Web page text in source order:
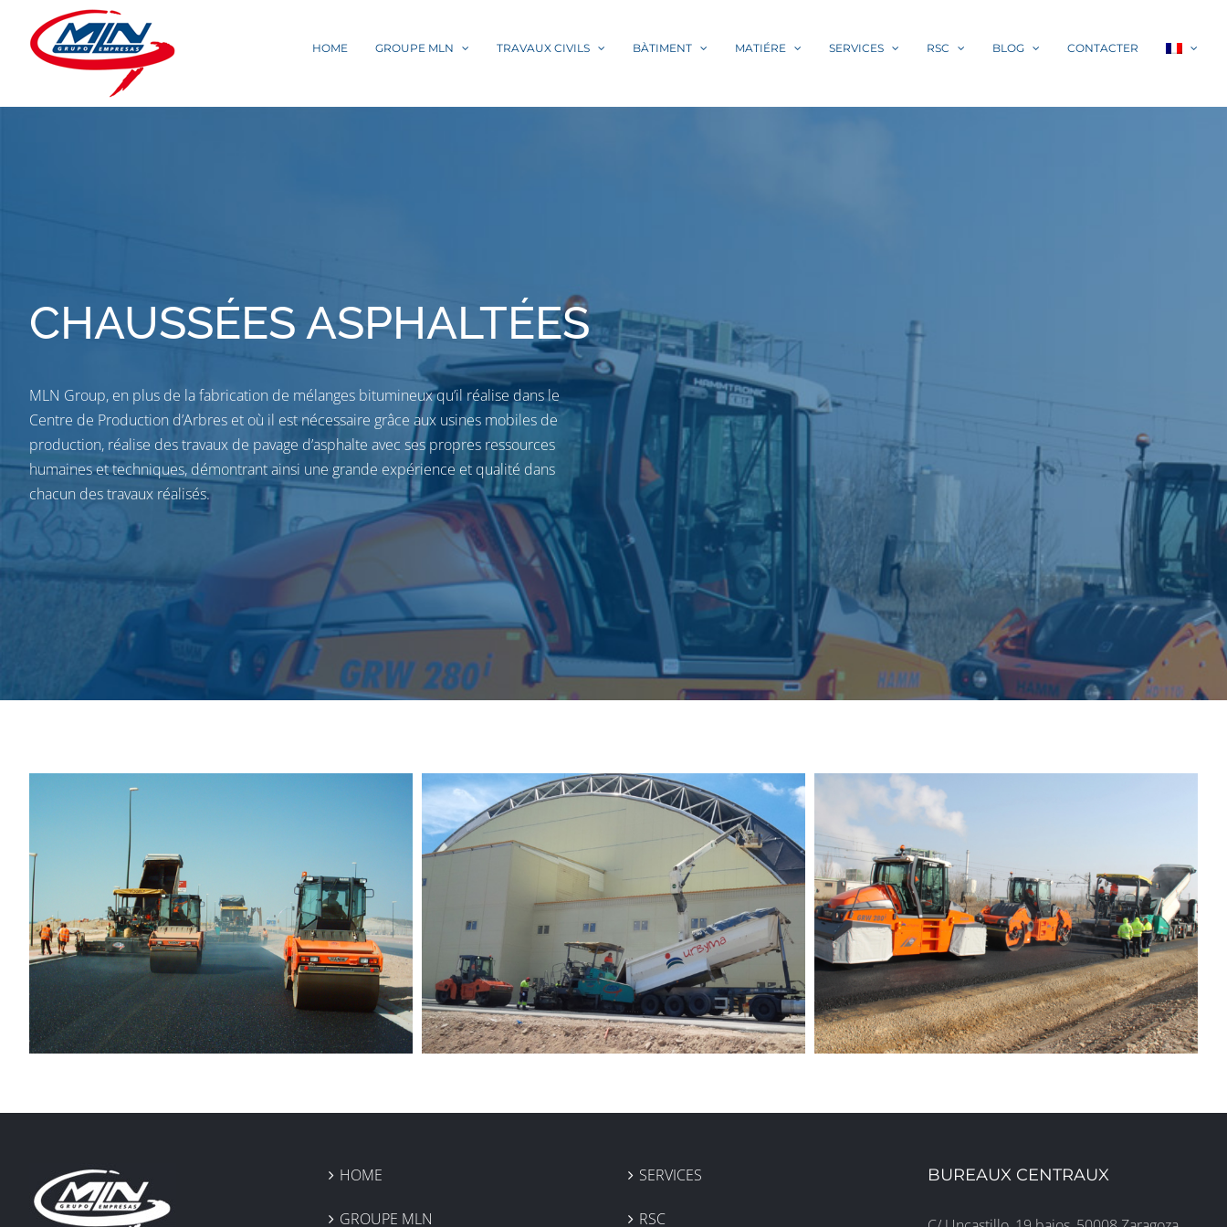
content
HOME GROUPE MLN TRAVAUX CIVILS BÀTIMENT MATIÉRE SERVICES RSC BLOG CONTACTER
CHAUSSÉES ASPHALTÉES
MLN Group, en plus de la fabrication de mélanges bitumineux qu’il réalise dans le
Centre de Production d’Arbres et où il est nécessaire grâce aux usines mobiles de
production, réalise des travaux de pavage d’asphalte avec ses propres ressources
humaines et techniques, démontrant ainsi une grande expérience et qualité dans
chacun des travaux réalisés.
HOME
GROUPE MLN
SERVICES
RSC
BUREAUX CENTRAUX